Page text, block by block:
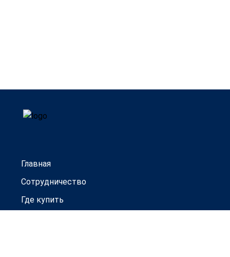
Главная
Сотрудничество
Где купить